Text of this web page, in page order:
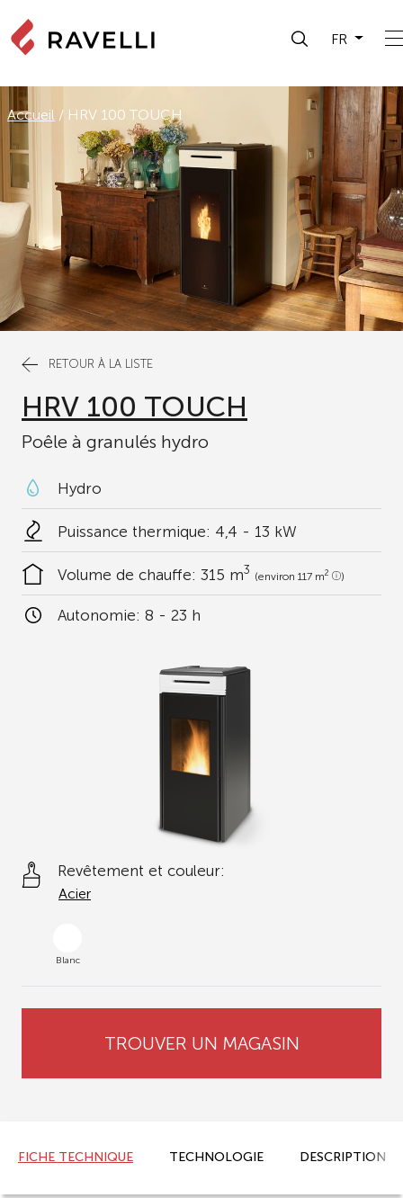
FR
Accueil / HRV 100 TOUCH
RETOUR À LA LISTE
HRV 100 TOUCH
Poêle à granulés hydro
Hydro
Puissance thermique: 4,4 - 13 kW
Volume de chauffe: 315 m3 (environ 117 m2 )
Autonomie: 8 - 23 h
Revêtement et couleur:
Acier
Blanc
TROUVER UN MAGASIN
FICHE TECHNIQUE TECHNOLOGIE DESCRIPTION